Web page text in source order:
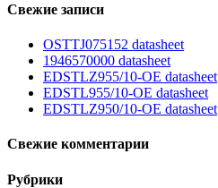
Свежие записи
OSTTJ075152 datasheet
1946570000 datasheet
EDSTLZ955/10-OE datasheet
EDSTL955/10-OE datasheet
EDSTLZ950/10-OE datasheet
Свежие комментарии
Рубрики